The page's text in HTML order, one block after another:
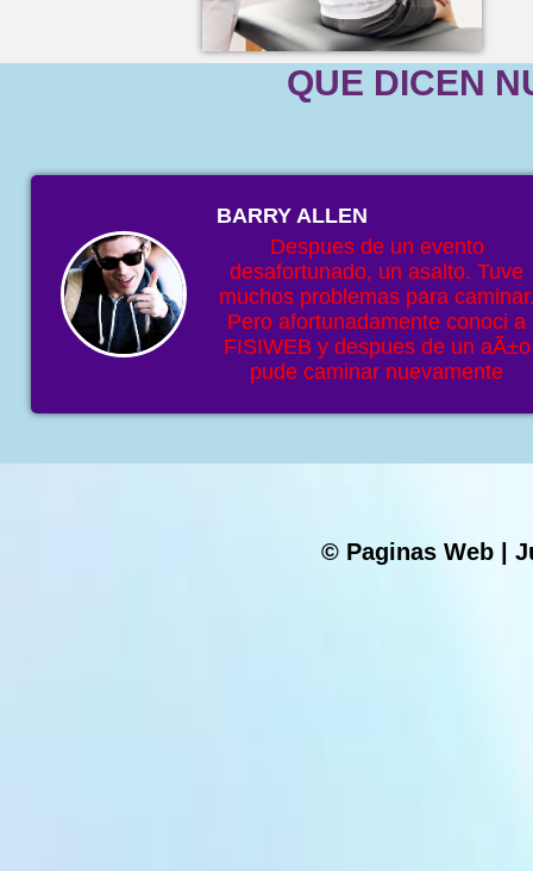
QUE DICEN
BARRY ALLEN
Despues de un evento
desafortunado, un asalto. Tuve
muchos problemas para
Pero afortunadamente conoci a
FISIWEB y despues de un aÃ±o
pude caminar nuevamente
© Paginas Web |